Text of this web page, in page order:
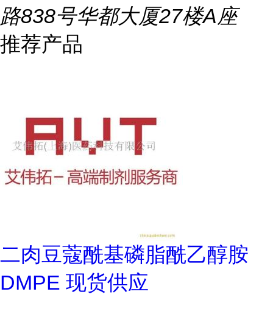
路838号华都大厦27楼A座
推荐产品
二肉豆蔻酰基磷脂酰乙醇胺
DMPE 现货供应